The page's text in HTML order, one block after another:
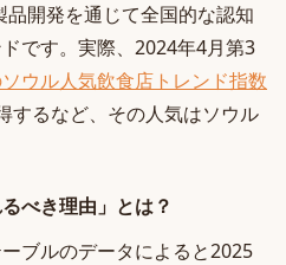
品開発を通じて全国的な認知
です。実際、2024年4月第3
ウル人気飲食店トレンド指数
するなど、その人気はソウル
べき理由」とは？
ブルのデータによると2025